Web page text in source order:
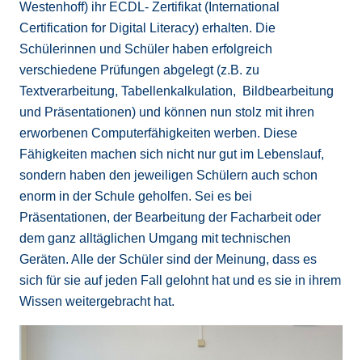
Westenhoff) ihr ECDL- Zertifikat (International
Certification for Digital Literacy) erhalten. Die
Schülerinnen und Schüler haben erfolgreich
verschiedene Prüfungen abgelegt (z.B. zu
Textverarbeitung, Tabellenkalkulation, Bildbearbeitung
und Präsentationen) und können nun stolz mit ihren
erworbenen Computerfähigkeiten werben. Diese
Fähigkeiten machen sich nicht nur gut im Lebenslauf,
sondern haben den jeweiligen Schülern auch schon
enorm in der Schule geholfen. Sei es bei
Präsentationen, der Bearbeitung der Facharbeit oder
dem ganz alltäglichen Umgang mit technischen
Geräten. Alle der Schüler sind der Meinung, dass es
sich für sie auf jeden Fall gelohnt hat und es sie in ihrem
Wissen weitergebracht hat.